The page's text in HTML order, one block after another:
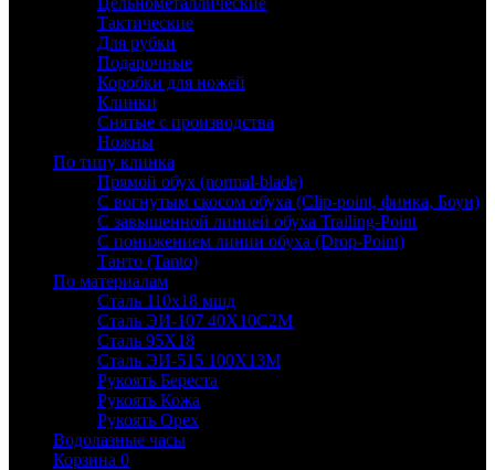
Тактические
Для рубки
Подарочные
Коробки для ножей
Клинки
Снятые с производства
Ножны
По типу клинка
Прямой обух (normal-blade)
С вогнутым скосом обуха (Clip-point, финка, Боуи)
С завышенной линией обуха Trailing-Point
С понижением линии обуха (Drop-Point)
Танто (Tanto)
По материалам
Сталь 110х18 мшд
Сталь ЭИ-107 40Х10С2М
Сталь 95Х18
Сталь ЭИ-515 100Х13М
Рукоять Береста
Рукоять Кожа
Рукоять Орех
Водолазные часы
Корзина 0